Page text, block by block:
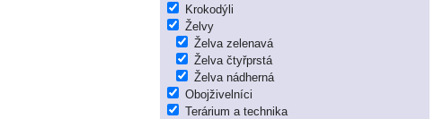
Krokodýli
Želvy
Želva zelenavá
Želva čtyřprstá
Želva nádherná
Obojživelníci
Terárium a technika